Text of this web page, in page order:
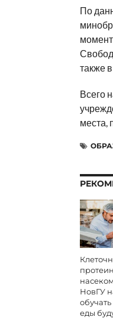
По
также
Всего
места,
НовГУ
еды